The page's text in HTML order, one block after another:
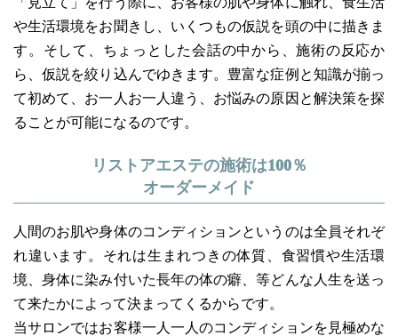
や生活環境をお聞きし、いくつもの仮説を頭の中に描きま
す。そして、ちょっとした会話の中から、施術の反応か
ら、仮説を絞り込んでゆきます。豊富な症例と知識が揃っ
て初めて、お一人お一人違う、お悩みの原因と解決策を探
ることが可能になるのです。
リストアエステの施術は100％
オーダーメイド
人間のお肌や身体のコンディションというのは全員それぞ
れ違います。それは生まれつきの体質、食習慣や生活環
境、身体に染み付いた長年の体の癖、等どんな人生を送っ
て来たかによって決まってくるからです。
当サロンではお客様一人一人のコンディションを見極めな